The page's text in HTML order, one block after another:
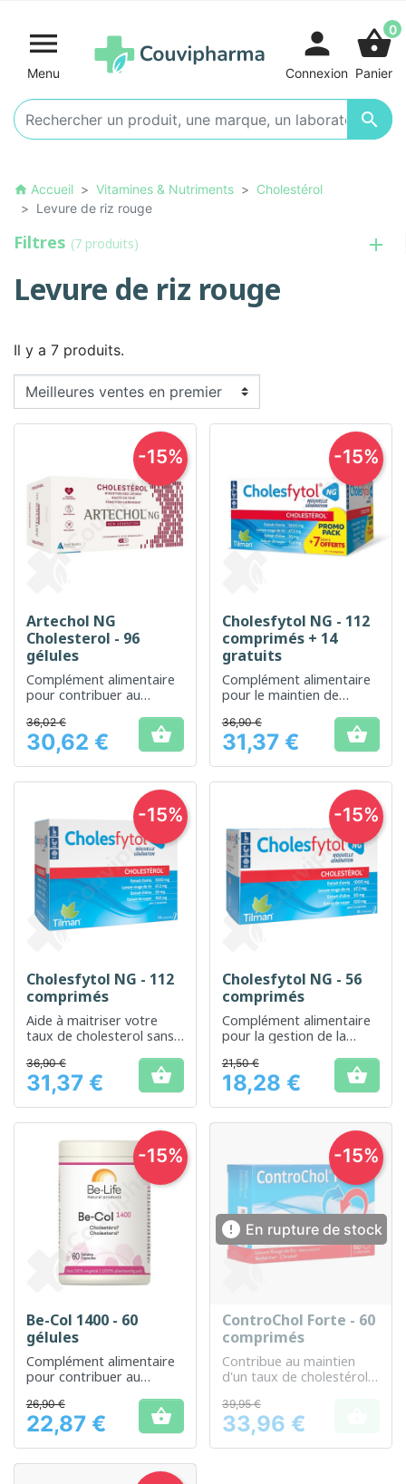

Menu

person
Connexion
shopping_basket0
Panier
home Accueil Vitamines & Nutriments
Cholestérol
Levure de riz rouge
Filtres (7 produits)
Levure de riz rouge
Il y a 7 produits.
Artechol NG
Cholesterol - 96
gélules
Complément alimentaire
pour contribuer au
cholestérol normal
Prix
36,02 €
30,62 € 
-15%
Cholesfytol NG - 112
comprimés + 14
gratuits
Complément alimentaire
pour le maintien de
cholestérol
Prix
36,90 €
31,37 € 
-15%
Cholesfytol NG - 112
comprimés
Aide à maitriser votre
taux de cholesterol sans
Prix
36,90 €
31,37 € 
-15%
Cholesfytol NG - 56
comprimés
Complément alimentaire
pour la gestion de la
Prix
21,50 €
18,28 € 
-15%
Be-Col 1400 - 60
gélules
Complément alimentaire
pour contribuer au
cholestérol
Prix
26,90 €
22,87 € 
-15%
 En rupture de stock
ControChol Forte - 60
comprimés
Contribue au maintien
d'un taux de cholestérol
Prix
39,95 €
33,96 €
-15%